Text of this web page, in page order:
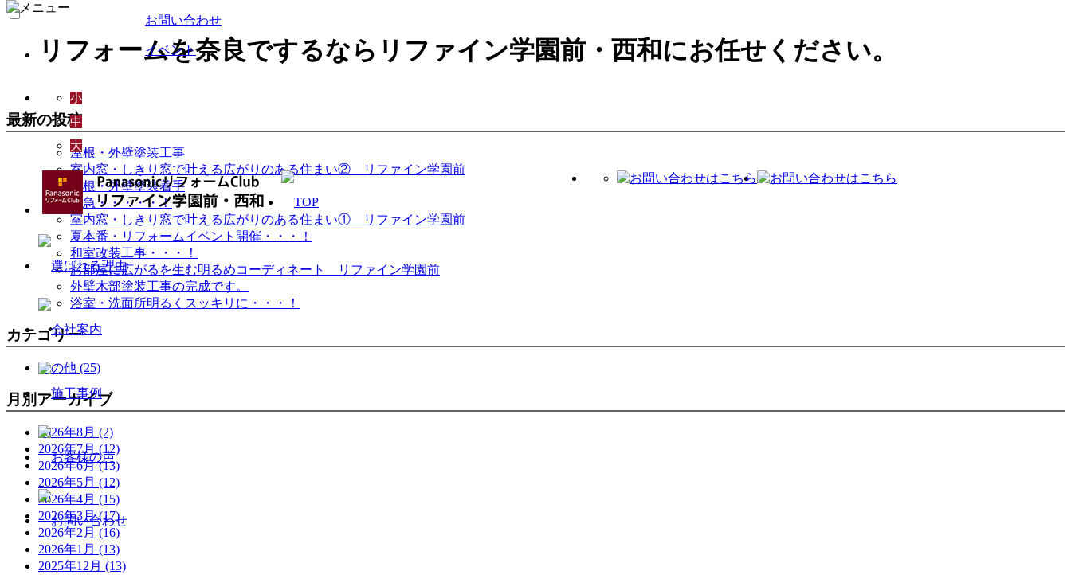
リフォームを奈良でするならリファイン学園前・西和にお任せください。
小
中
大
最新の投稿
屋根・外壁塗装工事
室内窓・しきり窓で叶える広がりのある住まい② リファイン学園前
屋根・外壁塗装着手
緊急・・・・・！
室内窓・しきり窓で叶える広がりのある住まい① リファイン学園前
夏本番・リフォームイベント開催・・・！
和室改装工事・・・！
お部屋に広がるを生む明るめコーディネート リファイン学園前
外壁木部塗装工事の完成です。
浴室・洗面所明るくスッキリに・・・！
カテゴリー
その他 (25)
月別アーカイブ
2026年8月 (2)
2026年7月 (12)
2026年6月 (13)
2026年5月 (12)
2026年4月 (15)
2026年3月 (17)
2026年2月 (16)
2026年1月 (13)
2025年12月 (13)
お問い合わせ
イベント